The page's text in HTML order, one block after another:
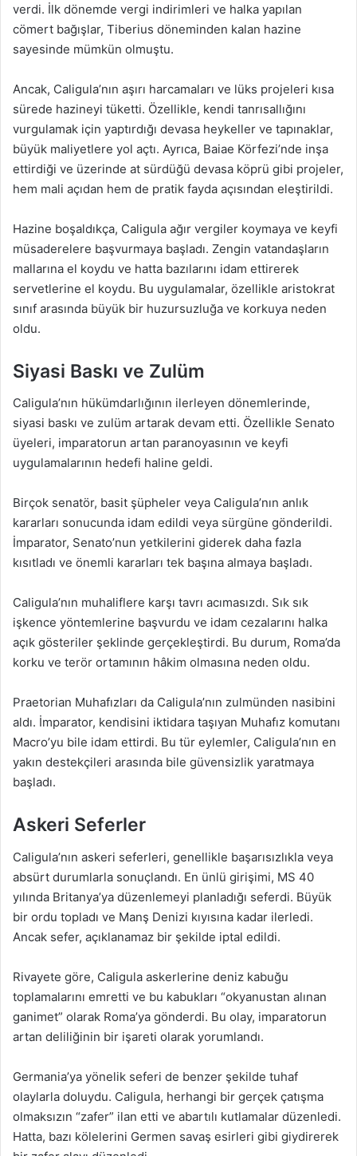
verdi. İlk dönemde vergi indirimleri ve halka yapılan
cömert bağışlar, Tiberius döneminden kalan hazine
sayesinde mümkün olmuştu.
Ancak, Caligula’nın aşırı harcamaları ve lüks projeleri kısa
sürede hazineyi tüketti. Özellikle, kendi tanrısallığını
vurgulamak için yaptırdığı devasa heykeller ve tapınaklar,
büyük maliyetlere yol açtı. Ayrıca, Baiae Körfezi’nde inşa
ettirdiği ve üzerinde at sürdüğü devasa köprü gibi projeler,
hem mali açıdan hem de pratik fayda açısından eleştirildi.
Hazine boşaldıkça, Caligula ağır vergiler koymaya ve keyfi
müsaderelere başvurmaya başladı. Zengin vatandaşların
mallarına el koydu ve hatta bazılarını idam ettirerek
servetlerine el koydu. Bu uygulamalar, özellikle aristokrat
sınıf arasında büyük bir huzursuzluğa ve korkuya neden
oldu.
Siyasi Baskı ve Zulüm
Caligula’nın hükümdarlığının ilerleyen dönemlerinde,
siyasi baskı ve zulüm artarak devam etti. Özellikle Senato
üyeleri, imparatorun artan paranoyasının ve keyfi
uygulamalarının hedefi haline geldi.
Birçok senatör, basit şüpheler veya Caligula’nın anlık
kararları sonucunda idam edildi veya sürgüne gönderildi.
İmparator, Senato’nun yetkilerini giderek daha fazla
kısıtladı ve önemli kararları tek başına almaya başladı.
Caligula’nın muhaliflere karşı tavrı acımasızdı. Sık sık
işkence yöntemlerine başvurdu ve idam cezalarını halka
açık gösteriler şeklinde gerçekleştirdi. Bu durum, Roma’da
korku ve terör ortamının hâkim olmasına neden oldu.
Praetorian Muhafızları da Caligula’nın zulmünden nasibini
aldı. İmparator, kendisini iktidara taşıyan Muhafız komutanı
Macro’yu bile idam ettirdi. Bu tür eylemler, Caligula’nın en
yakın destekçileri arasında bile güvensizlik yaratmaya
başladı.
Askeri Seferler
Caligula’nın askeri seferleri, genellikle başarısızlıkla veya
absürt durumlarla sonuçlandı. En ünlü girişimi, MS 40
yılında Britanya’ya düzenlemeyi planladığı seferdi. Büyük
bir ordu topladı ve Manş Denizi kıyısına kadar ilerledi.
Ancak sefer, açıklanamaz bir şekilde iptal edildi.
Rivayete göre, Caligula askerlerine deniz kabuğu
toplamalarını emretti ve bu kabukları “okyanustan alınan
ganimet” olarak Roma’ya gönderdi. Bu olay, imparatorun
artan deliliğinin bir işareti olarak yorumlandı.
Germania’ya yönelik seferi de benzer şekilde tuhaf
olaylarla doluydu. Caligula, herhangi bir gerçek çatışma
olmaksızın “zafer” ilan etti ve abartılı kutlamalar düzenledi.
Hatta, bazı kölelerini Germen savaş esirleri gibi giydirerek